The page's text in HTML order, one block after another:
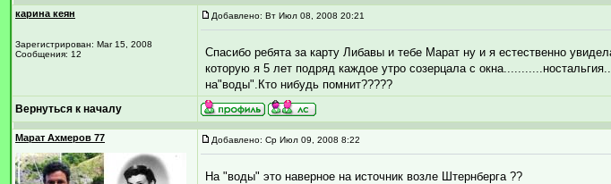
карина кеян
Зарегистрирован: Mar 15, 2008
Сообщения: 12
Добавлено: Вт Июл 08, 2008 20:21
Спасибо ребята за карту Либавы и тебе Марат ну и я естественно
которую я 5 лет подряд каждое утро созерцала с
на"воды".Кто нибудь помнит?????
Вернуться к началу
Марат Ахмеров 77 Добавлено: Ср Июл 09, 2008 8:22
На "воды" это наверное на источник возле Штернберга ??